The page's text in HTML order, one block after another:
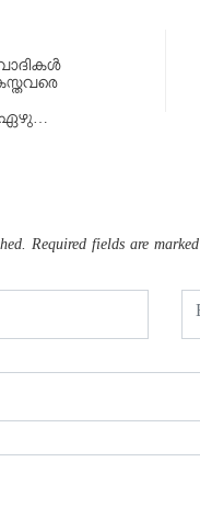
ഏഴു…
Required fields are marked